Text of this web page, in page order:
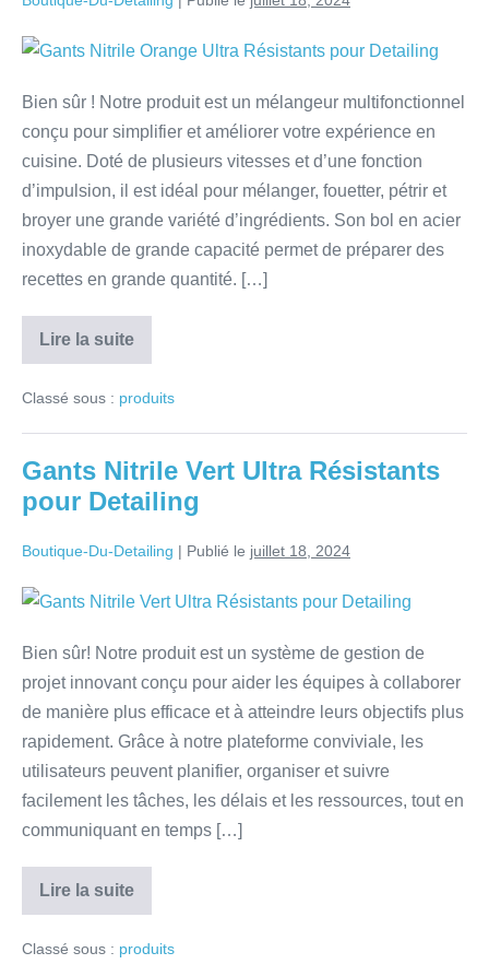
Bien sûr ! Notre produit est un mélangeur multifonctionnel
conçu pour simplifier et améliorer votre expérience en
cuisine. Doté de plusieurs vitesses et d’une fonction
d’impulsion, il est idéal pour mélanger, fouetter, pétrir et
broyer une grande variété d’ingrédients. Son bol en acier
inoxydable de grande capacité permet de préparer des
recettes en grande quantité. […]
Lire la suite
Classé sous : produits
Gants Nitrile Vert Ultra Résistants
pour Detailing
Boutique-Du-Detailing | Publié le juillet 18, 2024
Bien sûr! Notre produit est un système de gestion de
projet innovant conçu pour aider les équipes à collaborer
de manière plus efficace et à atteindre leurs objectifs plus
rapidement. Grâce à notre plateforme conviviale, les
utilisateurs peuvent planifier, organiser et suivre
facilement les tâches, les délais et les ressources, tout en
communiquant en temps […]
Lire la suite
Classé sous : produits